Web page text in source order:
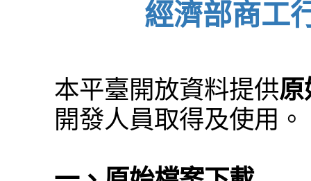
經濟部商工
本平臺開放資料提供原
開發人員取得及使用。